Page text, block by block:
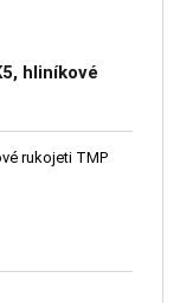
hliníkové
rukojeti TMP